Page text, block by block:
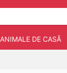
ANIMALE DE CASĂ